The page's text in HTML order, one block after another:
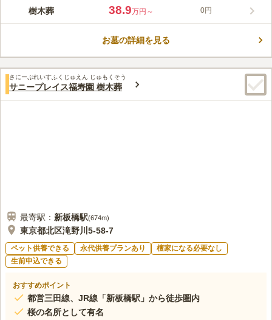
やさしい緑の空間に桃、さくら、バラ、季節の花がシーズンそれ
ぞれに咲き誇り、故人のみならずお墓参りする人の想いと時間を
墓から選べます。集合墓は苑内の中心にある白い大理石のモニュ
桃やさくらの花が両サイドに設けられた区画で、芝生の下に埋葬
されます。こちらはペット共葬区画もあります。
口コミ評価
この霊園はまだ誰からも評価されていません。
樹木葬 38.9万円～ 0円
お墓の詳細を見る
さにーぷれいすふくじゅえん じゅもくそう
サニープレイス福寿園 樹木葬
最寄駅： 新板橋駅(674m)
東京都北区滝野川5-58-7
ペット供養できる 永代供養プランあり
檀家になる必要なし
生前申込できる
おすすめポイント
都営三田線、JR線「新板橋駅」から徒歩圏内
桜の名所として有名